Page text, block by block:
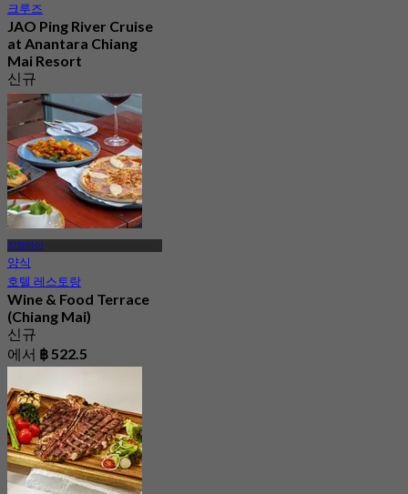
크루즈
JAO Ping River Cruise
at Anantara Chiang
Mai Resort
신규
4.9
에서฿ 1,168.5
치앙마이
양식
호텔 레스토랑
Wine & Food Terrace
(Chiang Mai)
신규
에서 ฿ 522.5